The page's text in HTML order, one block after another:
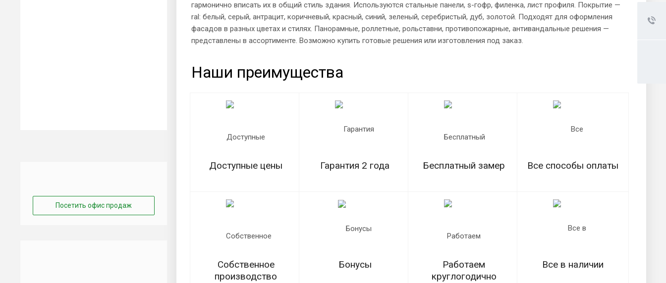
гармонично вписать их в общий стиль здания. Используются стальные панели, s-гофр, филенка, лист профиля. Покрытие —
ral: белый, серый, антрацит, коричневый, красный, синий, зеленый, серебристый, дуб, золотой. Подходят для оформления
фасадов в разных цветах и стилях. Панорамные, роллетные, рольставни, противопожарные, антивандальные решения —
представлены в ассортименте. Возможно купить готовые решения или изготовления под заказ.
Наши преимущества
Доступные цены Гарантия 2 года Бесплатный замер Все способы оплаты
Собственное
производство
Бонусы
Работаем
круглогодично
Все в наличии
Посетить офис продаж